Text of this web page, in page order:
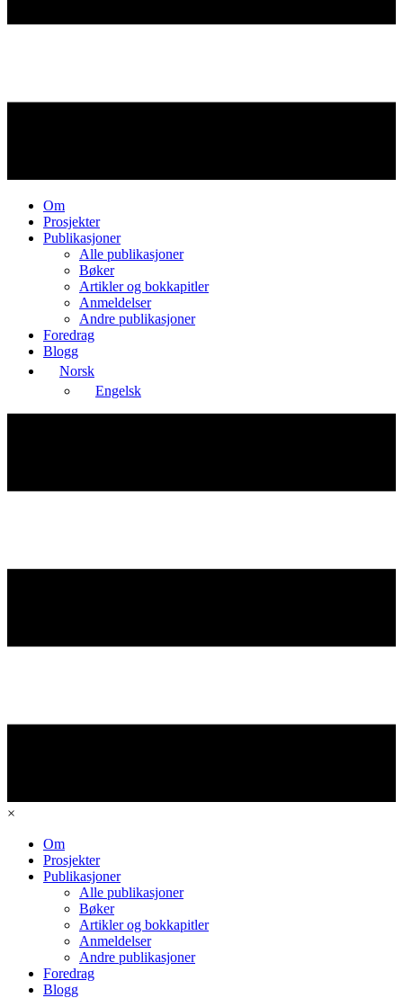
Om
Prosjekter
Publikasjoner
Alle publikasjoner
Bøker
Artikler og bokkapitler
Anmeldelser
Andre publikasjoner
Foredrag
Blogg
Norsk
Engelsk
×
Om
Prosjekter
Publikasjoner
Alle publikasjoner
Bøker
Artikler og bokkapitler
Anmeldelser
Andre publikasjoner
Foredrag
Blogg